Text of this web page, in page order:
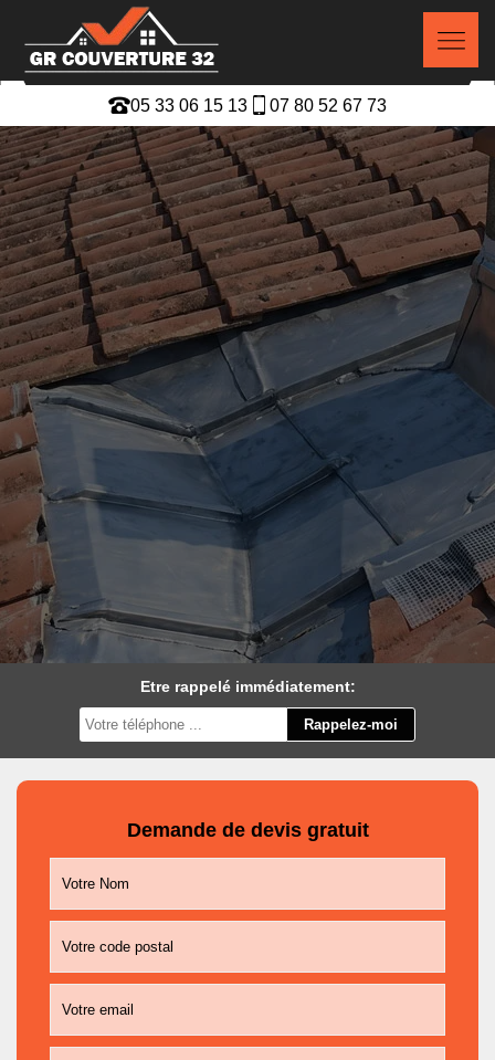
05 33 06 15 13 07 80 52 67 73
Etre rappelé immédiatement:
Demande de devis gratuit